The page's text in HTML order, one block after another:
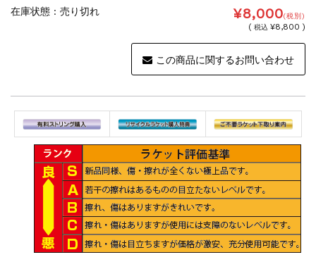
在庫状態 : 売り切れ ¥8,000(税別)
(税込 ¥8,800 )
この商品に関するお問い合わせ